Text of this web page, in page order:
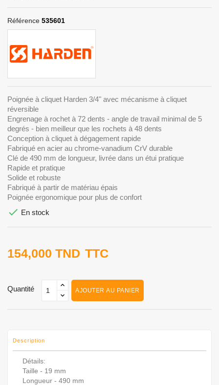
Référence 535601
Poignée à cliquet Harden 3/4" avec mécanisme à cliquet
réversible
Engrenage à rochet à 72 dents - angle de travail minimal de 5
degrés - bien meilleur que les rochets à 48 dents
Conception à cliquet à dégagement rapide
Fabriqué en acier au chrome-vanadium CrV durable
Clé de 490 mm de longueur, livrée dans un étui pratique
Rapide et pratique
Solide et robuste
Fabriqué à partir de matériau épais
Poignée ergonomique pour plus de confort
 En stock
154,000 TND TTC
Quantité AJOUTER AU PANIER
Description
Détails:
Taille - 19 mm
Longueur - 490 mm